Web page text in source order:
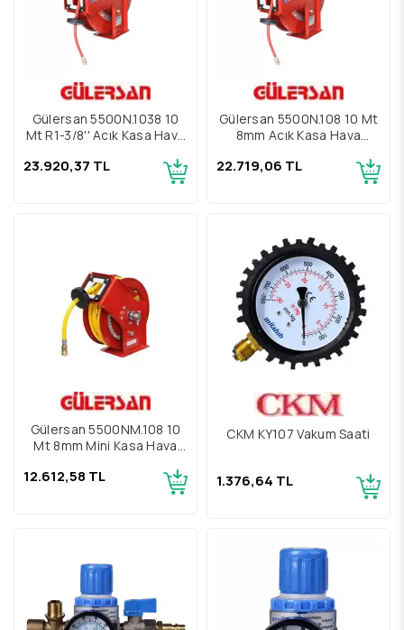
Gülersan 5500N.1038 10
Mt R1-3/8'' Açık Kasa Hava
23.920,37 TL
Gülersan 5500N.108 10 Mt
8mm Açık Kasa Hava
22.719,06 TL
Gülersan 5500NM.108 10
Mt 8mm Mini Kasa Hava
12.612,58 TL
CKM KY107 Vakum Saati
1.376,64 TL